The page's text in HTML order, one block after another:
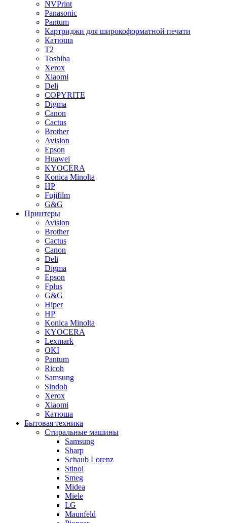
NVPrint
Panasonic
Pantum
Картриджи для широкоформатной печати
Катюша
T2
Toshiba
Xerox
Xiaomi
Deli
COPYRITE
Digma
Canon
Cactus
Brother
Avision
Epson
Huawei
KYOCERA
Konica Minolta
HP
Fujifilm
G&G
Принтеры
Avision
Brother
Cactus
Canon
Deli
Digma
Epson
Fplus
G&G
Hiper
HP
Konica Minolta
KYOCERA
Lexmark
OKI
Pantum
Ricoh
Samsung
Sindoh
Xerox
Xiaomi
Катюша
Бытовая техника
Стиральные машины
Samsung
Sharp
Schaub Lorenz
Stinol
Smeg
Midea
Miele
LG
Maunfeld